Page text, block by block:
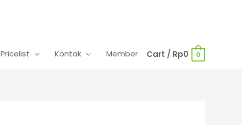
Pricelist Kontak Member Cart / Rp0 0